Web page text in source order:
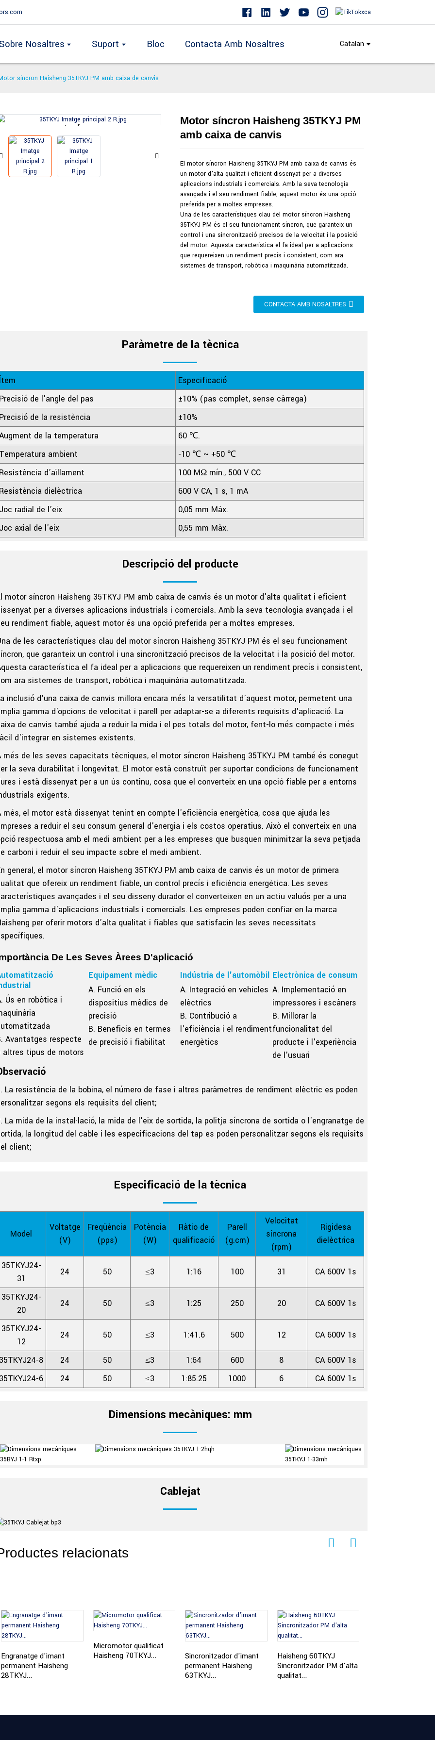
Sobre Nosaltres Suport Bloc Contacta Amb Nosaltres Catalan
síncron Haisheng 35TKYJ PM amb caixa de canvis
Loading...
Loading... Loading...
Loading...
Motor síncron Haisheng 35TKYJ PM
amb caixa de canvis
El motor síncron Haisheng 35TKYJ PM amb caixa de canvis és
un motor d'alta qualitat i eficient dissenyat per a diverses
aplicacions industrials i comercials. Amb la seva tecnologia
avançada i el seu rendiment fiable, aquest motor és una opció
preferida per a moltes empreses.
Una de les característiques clau del motor síncron Haisheng
35TKYJ PM és el seu funcionament síncron, que garanteix un
control i una sincronització precisos de la velocitat i la posició
del motor. Aquesta característica el fa ideal per a aplicacions
que requereixen un rendiment precís i consistent, com ara
sistemes de transport, robòtica i maquinària automatitzada.
CONTACTA AMB NOSALTRES
Paràmetre de la tècnica
Ítem
Especificació
Precisió de l'angle del pas
±10% (pas complet, sense càrrega)
Precisió de la resistència
±10%
de la temperatura
60 ℃.
Temperatura ambient
-10 ℃ ~ +50 ℃
Resistència d'aïllament
100 MΩ mín., 500 V CC
Resistència dielèctrica
600 V CA, 1 s, 1 mA
Joc radial de l'eix
0,05 mm Màx.
Joc axial de l'eix
0,55 mm Màx.
Descripció del producte
motor síncron Haisheng 35TKYJ PM amb caixa de canvis és un motor d'alta qualitat i eficient
per a diverses aplicacions industrials i comercials. Amb la seva tecnologia avançada i el
rendiment fiable, aquest motor és una opció preferida per a moltes empreses.
de les característiques clau del motor síncron Haisheng 35TKYJ PM és el seu funcionament
que garanteix un control i una sincronització precisos de la velocitat i la posició del motor.
característica el fa ideal per a aplicacions que requereixen un rendiment precís i consistent,
ara sistemes de transport, robòtica i maquinària automatitzada.
inclusió d'una caixa de canvis millora encara més la versatilitat d'aquest motor, permetent una
gamma d'opcions de velocitat i parell per adaptar-se a diferents requisits d'aplicació. La
de canvis també ajuda a reduir la mida i el pes totals del motor, fent-lo més compacte i més
d'integrar en sistemes existents.
més de les seves capacitats tècniques, el motor síncron Haisheng 35TKYJ PM també és conegut
la seva durabilitat i longevitat. El motor està construït per suportar condicions de funcionament
i està dissenyat per a un ús continu, cosa que el converteix en una opció fiable per a entorns
exigents.
més, el motor està dissenyat tenint en compte l'eficiència energètica, cosa que ajuda les
a reduir el seu consum general d'energia i els costos operatius. Això el converteix en una
respectuosa amb el medi ambient per a les empreses que busquen minimitzar la seva petjada
carboni i reduir el seu impacte sobre el medi ambient.
general, el motor síncron Haisheng 35TKYJ PM amb caixa de canvis és un motor de primera
que ofereix un rendiment fiable, un control precís i eficiència energètica. Les seves
avançades i el seu disseny durador el converteixen en un actiu valuós per a una
gamma d'aplicacions industrials i comercials. Les empreses poden confiar en la marca
per oferir motors d'alta qualitat i fiables que satisfacin les seves necessitats
De Les Seves Àrees D'aplicació
Ús en robòtica i
Avantatges respecte
altres tipus de motors
Equipament mèdic
A. Funció en els
dispositius mèdics de
precisió
B. Beneficis en termes
de precisió i fiabilitat
Indústria de l'automòbil
A. Integració en vehicles
elèctrics
B. Contribució a
l'eficiència i el rendiment
energètics
Electrònica de consum
A. Implementació en
impressores i escàners
B. Millorar la
funcionalitat del
producte i l'experiència
de l'usuari
La resistència de la bobina, el número de fase i altres paràmetres de rendiment elèctric es poden
segons els requisits del client;
La mida de la instal·lació, la mida de l'eix de sortida, la politja síncrona de sortida o l'engranatge de
la longitud del cable i les especificacions del tap es poden personalitzar segons els requisits
client;
Especificació de la tècnica
Model
Voltatge
(V)
Freqüència
(pps)
Potència
(W)
Ràtio de
qualificació
Parell
(g.cm)
Velocitat
síncrona
(rpm)
Rigidesa
dielèctrica
35TKYJ24-
31
24 50 ≤3 1:16 100 31 CA 600V 1s
35TKYJ24-
20
24 50 ≤3 1:25 250 20 CA 600V 1s
35TKYJ24-
12
24 50 ≤3 1:41.6 500 12 CA 600V 1s
35TKYJ24-8 24 50 ≤3 1:64 600 8
CA 600V 1s
35TKYJ24-6
24 50 ≤3 1:85.25 1000 6 CA 600V 1s
Dimensions mecàniques: mm
Cablejat
relacionats
Engranatge d'imant
permanent Haisheng
28TKYJ...
Micromotor qualificat
Haisheng 70TKYJ...
Sincronitzador d'imant
permanent Haisheng
63TKYJ...
Haisheng 60TKYJ
Sincronitzador PM d'alta
qualitat...